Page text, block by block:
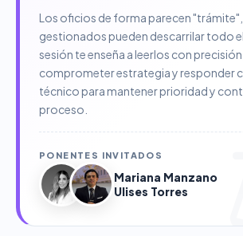
Los oficios de forma parecen
gestionados pueden descarrilar todo
sesión te enseña a leerlos con
comprometer estrategia y responder
técnico para mantener prioridad y
proceso.
PONENTES INVITADOS
Mariana Manzano
Ulises Torres